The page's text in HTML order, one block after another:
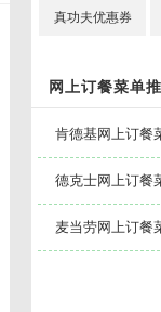
真功夫优惠券
网上订餐菜单
肯德基网上订餐
德克士网上订餐
麦当劳网上订餐